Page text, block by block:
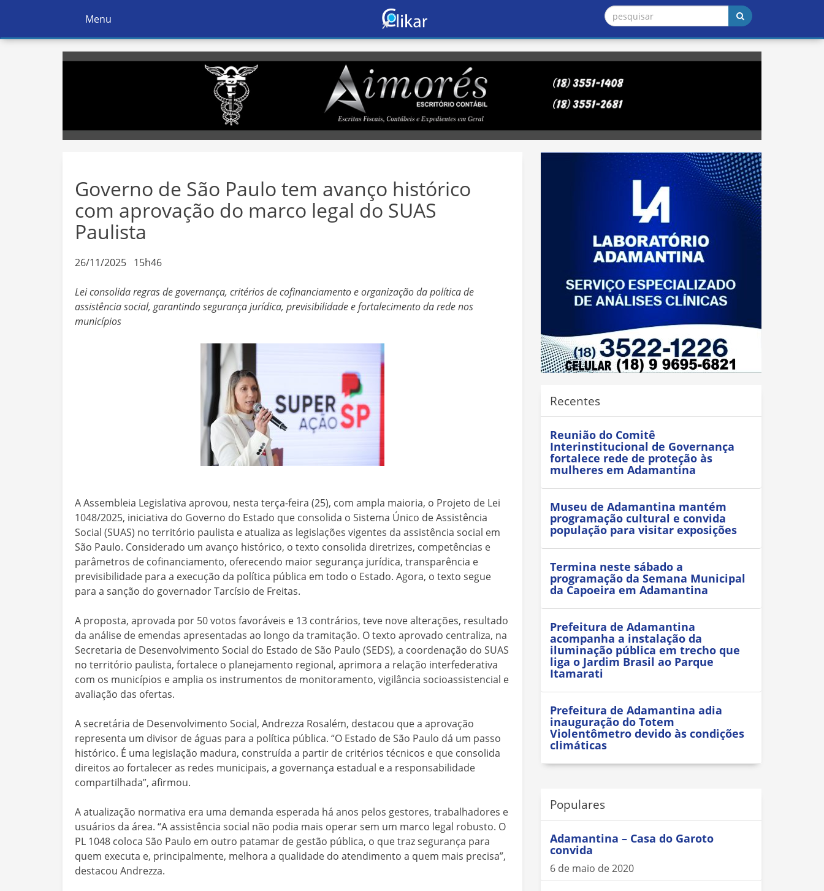
Ativar
Navegação
Menu
Governo de São Paulo tem avanço histórico
com aprovação do marco legal do SUAS
Paulista
26/11/2025 15h46
Lei consolida regras de governança, critérios de cofinanciamento e organização da política de
assistência social, garantindo segurança jurídica, previsibilidade e fortalecimento da rede nos
municípios
A Assembleia Legislativa aprovou, nesta terça-feira (25), com ampla maioria, o Projeto de Lei
1048/2025, iniciativa do Governo do Estado que consolida o Sistema Único de Assistência
Social (SUAS) no território paulista e atualiza as legislações vigentes da assistência social em
São Paulo. Considerado um avanço histórico, o texto consolida diretrizes, competências e
parâmetros de cofinanciamento, oferecendo maior segurança jurídica, transparência e
previsibilidade para a execução da política pública em todo o Estado. Agora, o texto segue
para a sanção do governador Tarcísio de Freitas.
A proposta, aprovada por 50 votos favoráveis e 13 contrários, teve nove alterações, resultado
da análise de emendas apresentadas ao longo da tramitação. O texto aprovado centraliza, na
Secretaria de Desenvolvimento Social do Estado de São Paulo (SEDS), a coordenação do SUAS
no território paulista, fortalece o planejamento regional, aprimora a relação interfederativa
com os municípios e amplia os instrumentos de monitoramento, vigilância socioassistencial e
avaliação das ofertas.
A secretária de Desenvolvimento Social, Andrezza Rosalém, destacou que a aprovação
representa um divisor de águas para a política pública. “O Estado de São Paulo dá um passo
histórico. É uma legislação madura, construída a partir de critérios técnicos e que consolida
direitos ao fortalecer as redes municipais, a governança estadual e a responsabilidade
compartilhada”, afirmou.
A atualização normativa era uma demanda esperada há anos pelos gestores, trabalhadores e
usuários da área. “A assistência social não podia mais operar sem um marco legal robusto. O
PL 1048 coloca São Paulo em outro patamar de gestão pública, o que traz segurança para
quem executa e, principalmente, melhora a qualidade do atendimento a quem mais precisa”,
destacou Andrezza.
Recentes
Reunião do Comitê
Interinstitucional de Governança
fortalece rede de proteção às
mulheres em Adamantina
Museu de Adamantina mantém
programação cultural e convida
população para visitar exposições
Termina neste sábado a
programação da Semana Municipal
da Capoeira em Adamantina
Prefeitura de Adamantina
acompanha a instalação da
iluminação pública em trecho que
liga o Jardim Brasil ao Parque
Itamarati
Prefeitura de Adamantina adia
inauguração do Totem
Violentômetro devido às condições
climáticas
Populares
Adamantina – Casa do Garoto
convida
6 de maio de 2020